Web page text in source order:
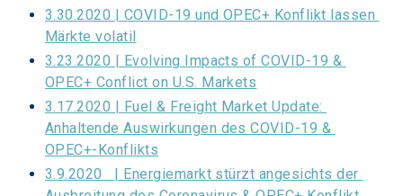
3.30.2020 | COVID-19 und OPEC+ Konflikt lassen
Märkte volatil
3.23.2020 | Evolving Impacts of COVID-19 &
OPEC+ Conflict on U.S. Markets
3.17.2020 | Fuel & Freight Market Update:
Anhaltende Auswirkungen des COVID-19 &
OPEC+-Konflikts
3.9.2020   | Energiemarkt stürzt angesichts der